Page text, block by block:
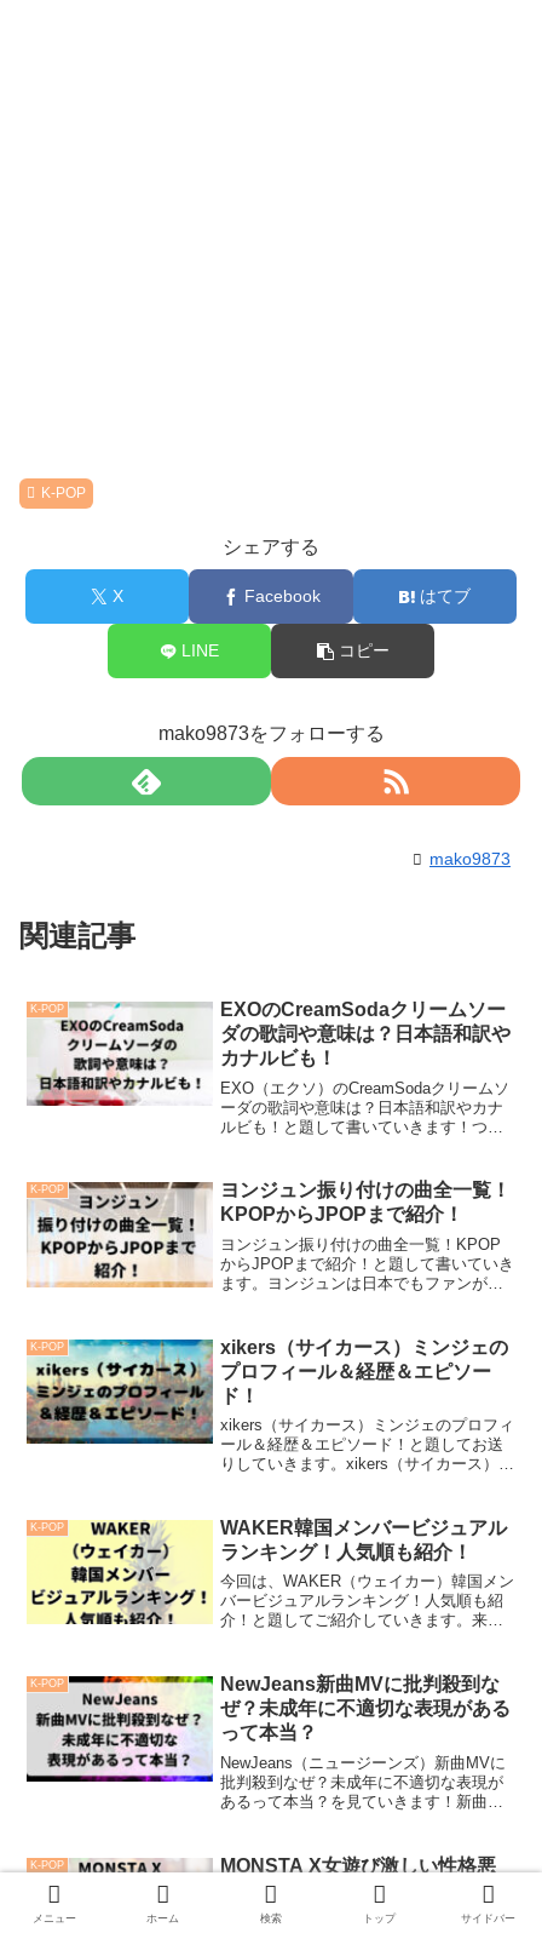
K-POP
シェアする
X Facebook はてブ
LINE コピー
mako9873をフォローする
mako9873
関連記事
K-POP
EXOのCreamSodaクリームソー
ダの歌詞や意味は？日本語和訳や
カナルビも！
EXO（エクソ）のCreamSodaクリームソ
ーダの歌詞や意味は？日本語和訳やカナ
ルビも！と題して書いていきます！つい
ない気持ちになります！とても綺麗な高
音も健在で、メ...
K-POP
ヨンジュン振り付けの曲全一覧！
KPOPからJPOPまで紹介！
ヨンジュン振り付けの曲全一覧！KPOP
からJPOPまで紹介！と題して書いていき
ます。ヨンジュンは日本でもファンが多
のような特徴があるのでしょうか？
KPOPやJPOPの楽...
K-POP
xikers（サイカース）ミンジェの
プロフィール＆経歴＆エピソー
ド！
xikers（サイカース）ミンジェのプロフィ
ール＆経歴＆エピソード！と題してお送
りしていきます。xikers（サイカース）
のミンジェは最年長で、みんなのお父さ
ん的...
K-POP
WAKER韓国メンバービジュアル
ランキング！人気順も紹介！
今回は、WAKER（ウェイカー）韓国メン
バービジュアルランキング！人気順も紹
介！と題してご紹介していきます。来年
ルランキングを見ていきます。デビュー
前のグルー...
K-POP
NewJeans新曲MVに批判殺到な
ぜ？未成年に不適切な表現がある
って本当？
NewJeans（ニュージーンズ）新曲MVに
批判殺到なぜ？未成年に不適切な表現が
あるって本当？を見ていきます！新曲の
ミンヒジンに批判が殺到するまでに発展
K-POP
MONSTA X女遊び激しい性格悪
い？活動休止や脱退は仲悪いか
メニュー ホーム 検索 トップ サイドバー